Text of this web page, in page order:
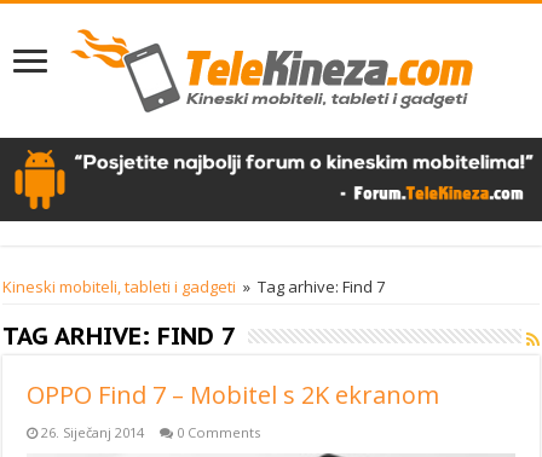
Kineski mobiteli, tableti i gadgeti » Tag arhive: Find 7
TAG ARHIVE: FIND 7
OPPO Find 7 – Mobitel s 2K ekranom
26. Siječanj 2014 0 Comments